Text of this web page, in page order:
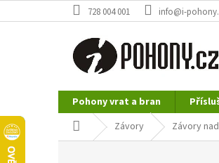
na
728 004 001 info@i-
Pohony vrat a bran
Nerezové polotovary
Domů Závory Závory